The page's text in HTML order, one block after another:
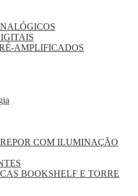
AMPLIFICADOS
COM ILUMINAÇÃO
BOOKSHELF E TORRE